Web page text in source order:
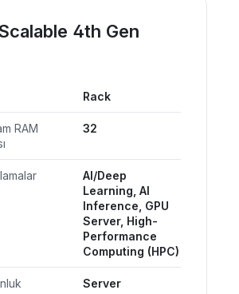
4th Gen
Rack
RAM
32
AI/Deep
Learning, AI
Inference, GPU
Server, High-
Performance
Computing (HPC)
Server